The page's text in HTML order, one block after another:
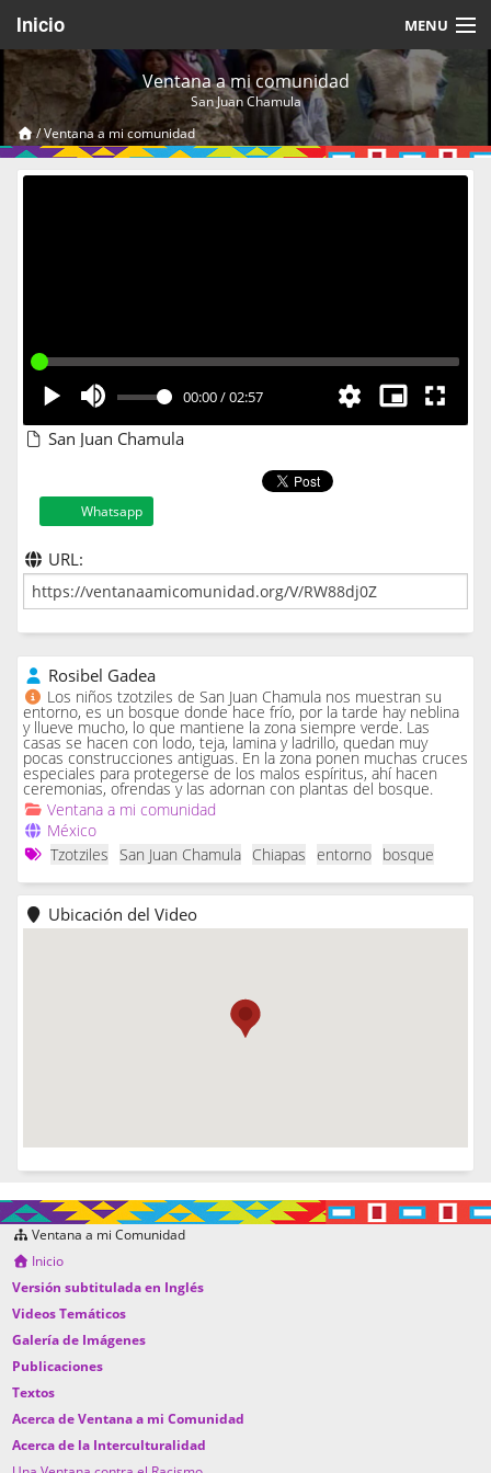
Inicio MENU
Acerca de
Videos Temáticos
Cerrar Sesión
Ventana a mi comunidad
San Juan Chamula
/Ventana a mi comunidad
00:00/02:57
San Juan Chamula
Whatsapp
URL:
Rosibel Gadea
Los niños tzotziles de San Juan Chamula nos muestran su
entorno, es un bosque donde hace frío, por la tarde hay neblina
y llueve mucho, lo que mantiene la zona siempre verde. Las
casas se hacen con lodo, teja, lamina y ladrillo, quedan muy
pocas construcciones antiguas. En la zona ponen muchas cruces
especiales para protegerse de los malos espíritus, ahí hacen
ceremonias, ofrendas y las adornan con plantas del bosque.
Ventana a mi comunidad
México
Tzotziles
San Juan Chamula Chiapas entorno bosque
Ubicación del Video
Ventana a mi Comunidad
Inicio
Versión subtitulada en Inglés
Videos Temáticos
Galería de Imágenes
Publicaciones
Textos
Acerca de Ventana a mi Comunidad
Acerca de la Interculturalidad